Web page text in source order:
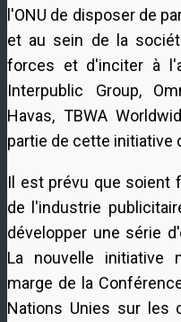
l'ONU de disposer de
et au sein de la
forces et d'inciter à
Interpublic Group,
Havas, TBWA
partie de cette initiative
Il est prévu que soient
de l'industrie
développer une série
La nouvelle initiative
marge de la
Nations Unies sur les